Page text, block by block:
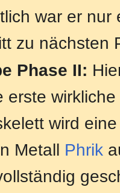
war er nur
zu nächsten
Phase II:
erste
wird
Metall Phrik